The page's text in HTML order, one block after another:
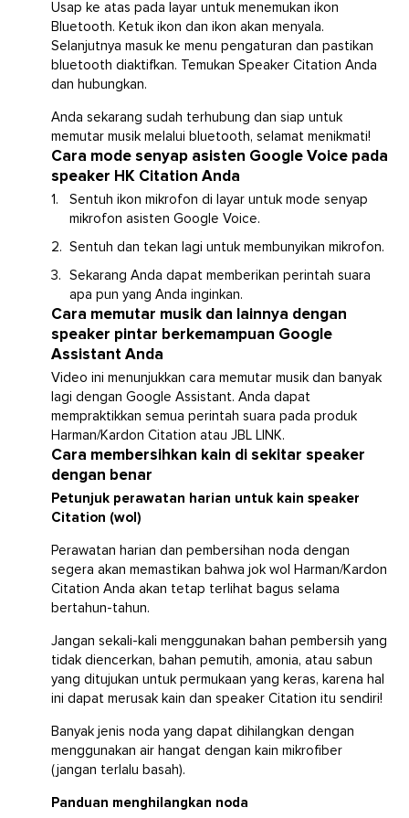
Usap ke atas pada layar untuk menemukan ikon
Bluetooth. Ketuk ikon dan ikon akan menyala.
Selanjutnya masuk ke menu pengaturan dan pastikan
bluetooth diaktifkan. Temukan Speaker Citation Anda
dan hubungkan.
Anda sekarang sudah terhubung dan siap untuk
memutar musik melalui bluetooth, selamat menikmati!
Cara mode senyap asisten Google Voice pada
speaker HK Citation Anda
Sentuh ikon mikrofon di layar untuk mode senyap
mikrofon asisten Google Voice.
Sentuh dan tekan lagi untuk membunyikan mikrofon.
Sekarang Anda dapat memberikan perintah suara
apa pun yang Anda inginkan.
Cara memutar musik dan lainnya dengan
speaker pintar berkemampuan Google
Assistant Anda
Video ini menunjukkan cara memutar musik dan banyak
lagi dengan Google Assistant. Anda dapat
mempraktikkan semua perintah suara pada produk
Harman/Kardon Citation atau JBL LINK.
Cara membersihkan kain di sekitar speaker
dengan benar
Petunjuk perawatan harian untuk kain speaker
Citation (wol)
Perawatan harian dan pembersihan noda dengan
segera akan memastikan bahwa jok wol Harman/Kardon
Citation Anda akan tetap terlihat bagus selama
bertahun-tahun.
Jangan sekali-kali menggunakan bahan pembersih yang
tidak diencerkan, bahan pemutih, amonia, atau sabun
yang ditujukan untuk permukaan yang keras, karena hal
ini dapat merusak kain dan speaker Citation itu sendiri!
Banyak jenis noda yang dapat dihilangkan dengan
menggunakan air hangat dengan kain mikrofiber
(jangan terlalu basah).
Panduan menghilangkan noda